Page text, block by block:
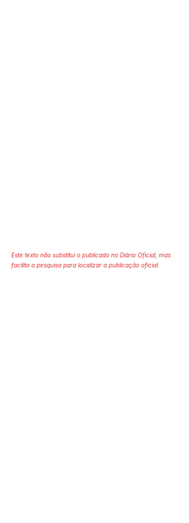
Este texto não substitui o publicado no Diário Oficial, mas
facilita a pesquisa para localizar a publicação oficial.